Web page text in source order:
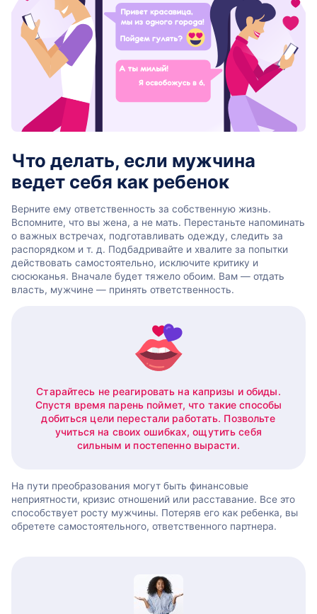
Что делать, если мужчина
ведет себя как ребенок
Верните ему ответственность за собственную жизнь.
Вспомните, что вы жена, а не мать. Перестаньте напоминать
о важных встречах, подготавливать одежду, следить за
распорядком и т. д. Подбадривайте и хвалите за попытки
действовать самостоятельно, исключите критику и
сюсюканья. Вначале будет тяжело обоим. Вам — отдать
власть, мужчине — принять ответственность.
Старайтесь не реагировать на капризы и обиды.
Спустя время парень поймет, что такие способы
добиться цели перестали работать. Позвольте
учиться на своих ошибках, ощутить себя
сильным и постепенно вырасти.
На пути преобразования могут быть финансовые
неприятности, кризис отношений или расставание. Все это
способствует росту мужчины. Потеряв его как ребенка, вы
обретете самостоятельного, ответственного партнера.